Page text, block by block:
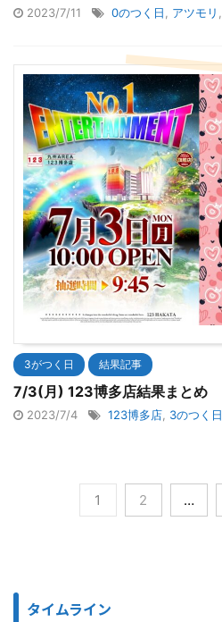
2023/7/11 0のつく日 アツモリ
3がつく日 結果記事
7/3(月) 123博多店結果まとめ
2023/7/4 123博多店 3のつく日
1 2 …
タイムライン